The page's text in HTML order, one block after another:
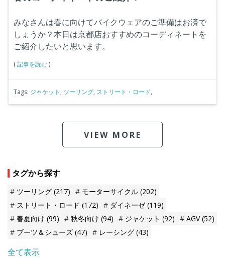
みなさんは春に向けてバイクウェアのご準備はお済で
しょうか？本日は京都店おすすめのコーディネートを
ご紹介したいと思います。
(記事を読む)
Tags: ジャケット , ツーリング, ストリート・ロード,
VIEW MORE
タグから探す
ツーリング (217) モーターサイクル (202)
ストリート・ロード (172) ダイネーゼ(119)
春夏向け (99) 秋冬向け (94) ジャケット (92) AGV(52)
ブーツ＆シューズ (47) レーシング (43)
全て表示